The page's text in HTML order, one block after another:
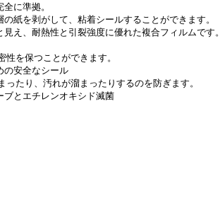
に準拠。
紙を剥がして、粘着シールすることができます。
え、耐熱性と引裂強度に優れた複合フィルムです。
を保つことができます。
の安全なシール
たり、汚れが溜まったりするのを防ぎます。
ブとエチレンオキシド滅菌